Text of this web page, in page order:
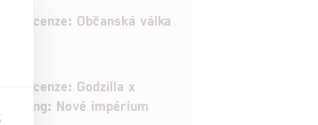
Recenze: Občanská válka
Recenze: Godzilla x
Kong: Nové impérium